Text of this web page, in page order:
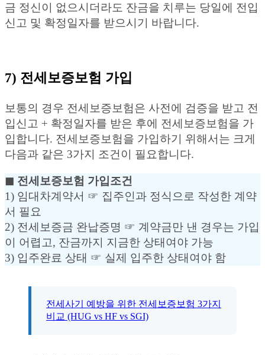
금 정신이 없으시더라도 잔금을 치루는 당일에 전입
신고 및 확정일자를 받으시기 바랍니다.
7) 전세보증보험 가입
보통의 경우 전세보증보험은 사전에 검증을 받고 전
입신고 + 확정일자를 받은 후에 전세보증보험을 가
입합니다. 전세보증보험을 가입하기 위해서는 크게
다음과 같은 3가지 조건이 필요합니다.
◼︎ 전세보증보험 가입조건
1) 임대차계약서 ☞ 집주인과 정식으로 작성한 계약
서 필요
2) 전세보증금 완납증명 ☞ 계약금만 낸 경우는 가입
이 어렵고, 잔금까지 지금한 상태여야 가능
3) 입주완료 상태 ☞ 실제 입주한 상태여야 함
전세사기 예방을 위한 전세보증보험 3가지
비교 (HUG vs HF vs SGI)